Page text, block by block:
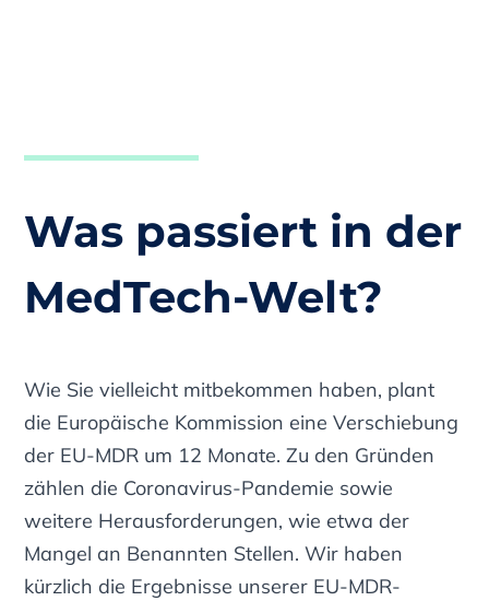
Was passiert in der
MedTech-Welt?
Wie Sie vielleicht mitbekommen haben, plant
die Europäische Kommission eine Verschiebung
der EU-MDR um 12 Monate. Zu den Gründen
zählen die Coronavirus-Pandemie sowie
weitere Herausforderungen, wie etwa der
Mangel an Benannten Stellen. Wir haben
kürzlich die Ergebnisse unserer EU-MDR-